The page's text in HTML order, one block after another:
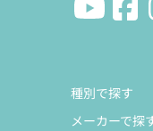
種別で探す
メーカーで探